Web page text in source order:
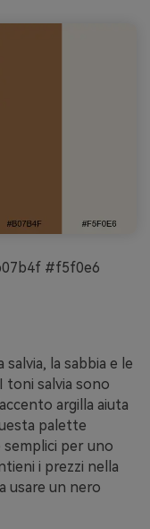
#f5f0e6
la sabbia e le
salvia sono
argilla aiuta
palette
semplici per uno
i prezzi nella
usare un nero